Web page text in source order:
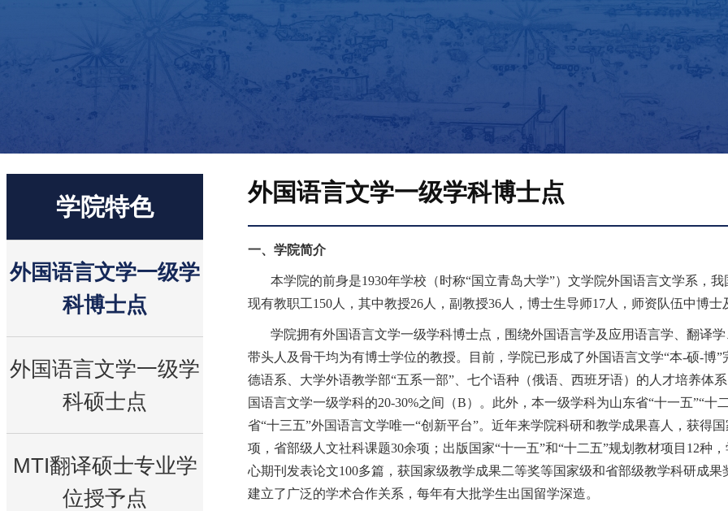
学院特色
外国语言文学一级学
科博士点
外国语言文学一级学
科硕士点
MTI翻译硕士专业学
位授予点
外国语言文学一级学科博士点
一、学院简介
本学院的前身是1930年学校（时称“国立青岛大学”）文学院外国语言文学系，
现有教职工150 人，其中教授26 人，副教授36 人，博士生导师17 人，师资队伍中博士
学院拥有外国语言文学一级学科博士点，围绕外国语言学及应用语言学、翻译
带头人及骨干均为有博士学位的教授。目前，学院已形成了外国语言文学“本-硕-博”
德语系、大学外语教学部“五系一部” 、七个语种（俄语、西班牙语）的人才培养体
国语言文学一级学科的20-30%之间（B）。此外， 本一级学科为山东省“十一五”“十
省“十三五”外国语言文学唯一“创新平台”。 近年来学院科研和教学成果喜人，获得
项，省部级人文社科课题30余项； 出版国家“十一五”和“十二五”规划教材项目 12种
心期刊发表论文100多篇，获国家级教学成果二等奖等国家级和省部级教学科研成果
建立了广泛的学术合作关系，每年有大批学生出国留学深造。